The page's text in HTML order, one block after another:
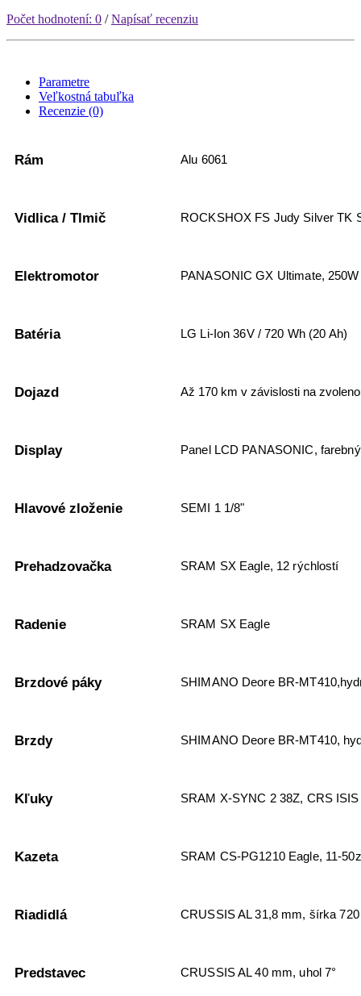
Počet hodnotení: 0 /Napísať recenziu
Parametre
Veľkostná tabuľka
Recenzie (0)
Rám Alu 6061
Vidlica / Tlmič ROCKSHOX FS Judy Silver TK
Elektromotor PANASONIC GX Ultimate,
Batéria LG Li-Ion 36V / 720 Wh (20 Ah)
Dojazd Až 170 km v závislosti na
Display Panel LCD PANASONIC,
Hlavové zloženie SEMI 1 1/8"
Prehadzovačka SRAM SX Eagle, 12 rýchlostí
Radenie SRAM SX Eagle
Brzdové páky SHIMANO Deore BR-
Brzdy SHIMANO Deore BR-MT410,
Kľuky SRAM X-SYNC 2 38Z, CRS
Kazeta SRAM CS-PG1210 Eagle, 11-50z
Riadidlá CRUSSIS AL 31,8 mm, šírka
Predstavec CRUSSIS AL 40 mm, uhol 7°